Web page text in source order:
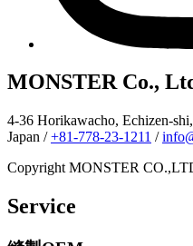
MONSTER Co.,
4-36 Horikawacho, Echizen-
Japan /+81-778-23-1211 /
Copyright MONSTER
Service